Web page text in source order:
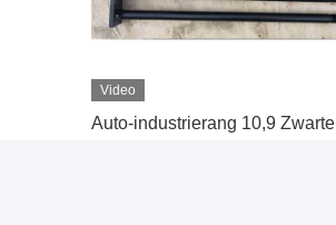
Video
Auto-industrierang 10,9 Zwarte